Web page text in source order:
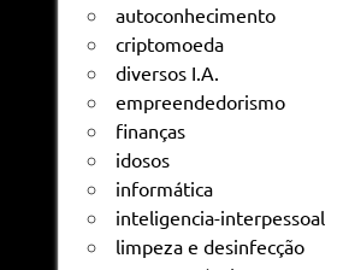
autoconhecimento
criptomoeda
diversos I.A.
empreendedorismo
finanças
idosos
informática
inteligencia-interpessoal
limpeza e desinfecção